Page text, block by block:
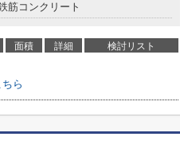
筋コンクリート
面積 詳細 検討リスト
ら